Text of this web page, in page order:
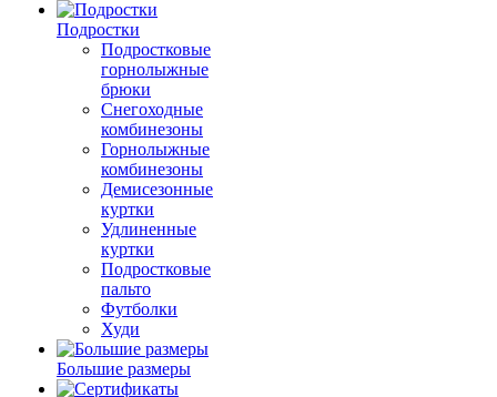
Подростки
Подростковые
горнолыжные
брюки
Снегоходные
комбинезоны
Горнолыжные
комбинезоны
Демисезонные
куртки
Удлиненные
куртки
Подростковые
пальто
Футболки
Худи
Большие размеры